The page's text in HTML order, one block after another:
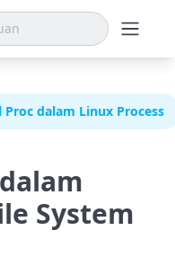
Proc dalam Linux Process
System